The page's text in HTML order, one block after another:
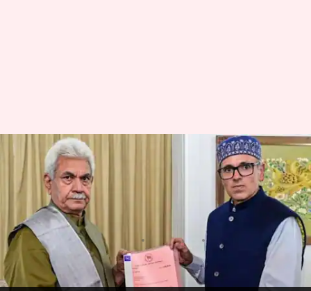
ஜம்மு காஷ்மீரில் குடியரசு
தலைவர் ஆட்சி ரத்து; ஒமர்
அப்துல்லா அரசு
விரைவில் பதவி ஏற்பு
எழுதியவர் Venkatalakshmi V Oct 14, 2024
செய்தி முன்னோட்டம்